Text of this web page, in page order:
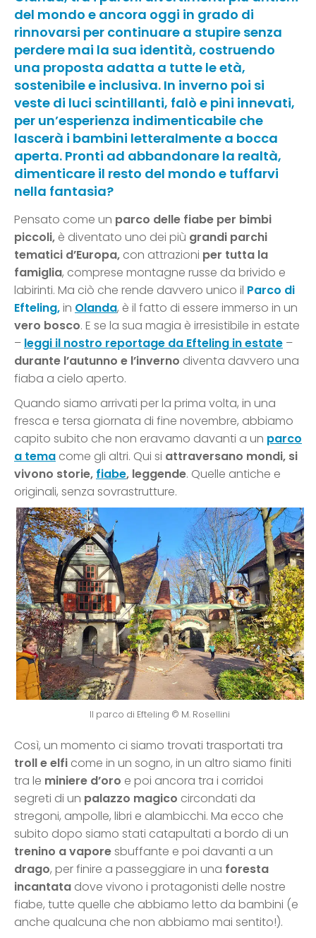
del mondo e ancora oggi in grado di
rinnovarsi per continuare a stupire senza
perdere mai la sua identità, costruendo
una proposta adatta a tutte le età,
sostenibile e inclusiva. In inverno poi si
veste di luci scintillanti, falò e pini innevati,
per un’esperienza indimenticabile che
lascerà i bambini letteralmente a bocca
aperta. Pronti ad abbandonare la realtà,
dimenticare il resto del mondo e tuffarvi
nella fantasia?
Pensato come un parco delle fiabe per bimbi
piccoli, è diventato uno dei più grandi parchi
tematici d’Europa, con attrazioni per tutta la
famiglia, comprese montagne russe da brivido e
labirinti. Ma ciò che rende davvero unico il Parco di
Efteling,in Olanda, è il fatto di essere immerso in un
vero bosco. E se la sua magia è irresistibile in estate
– leggi il nostro reportage da Efteling in estate –
durante l’autunno e l’inverno diventa davvero una
fiaba a cielo aperto.
Quando siamo arrivati per la prima volta, in una
fresca e tersa giornata di fine novembre, abbiamo
capito subito che non eravamo davanti a un parco
a tema come gli altri. Qui si attraversano mondi, si
vivono storie, fiabe, leggende. Quelle antiche e
originali, senza sovrastrutture.
Il parco di Efteling © M. Rosellini
Così, un momento ci siamo trovati trasportati tra
troll e elfi come in un sogno, in un altro siamo finiti
tra le miniere d’oro e poi ancora tra i corridoi
segreti di un palazzo magico circondati da
stregoni, ampolle, libri e alambicchi. Ma ecco che
subito dopo siamo stati catapultati a bordo di un
trenino a vaporesbuffante e poi davanti a un
drago, per finire a passeggiare in una foresta
incantata dove vivono i protagonisti delle nostre
fiabe, tutte quelle che abbiamo letto da bambini (e
anche qualcuna che non abbiamo mai sentito!).